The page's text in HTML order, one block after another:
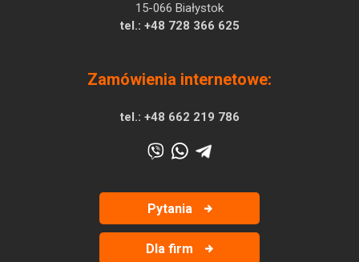
15-066 Białystok
tel.: +48 728 366 625
Zamówienia internetowe:
tel.: +48 662 219 786
Pytania
Dla firm